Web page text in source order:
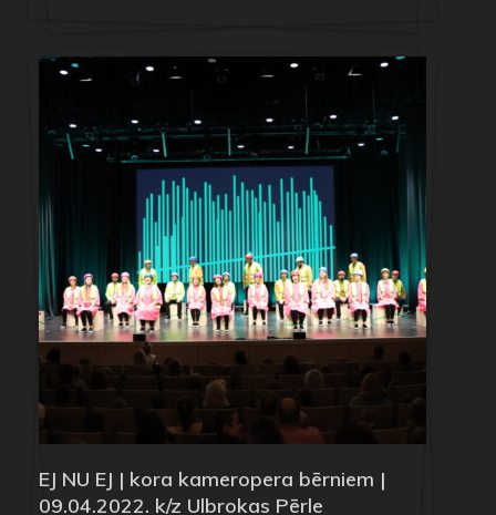
EJ NU EJ | kora kameropera bērniem |
09.04.2022. k/z Ulbrokas Pērle